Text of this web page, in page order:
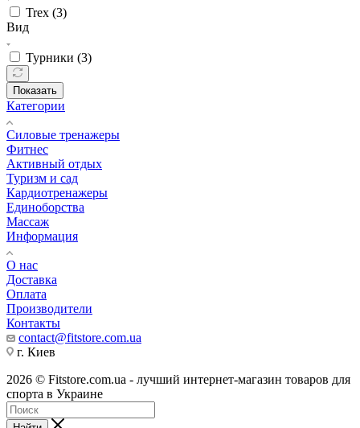
Trex (3)
Вид
Турники (3)
Показать
Категории
Силовые тренажеры
Фитнес
Активный отдых
Туризм и сад
Кардиотренажеры
Единоборства
Массаж
Информация
О нас
Доставка
Оплата
Производители
Контакты
contact@fitstore.com.ua
г. Киев
2026 © Fitstore.com.ua - лучший интернет-магазин товаров для
спорта в Украине